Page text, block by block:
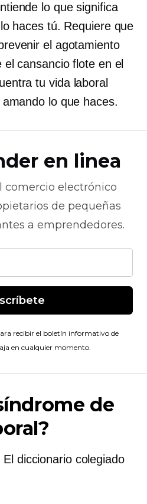
lo que significa
haces tú. Requiere que
el agotamiento
el cansancio flote en el
tu vida laboral
lo que haces.
en linea
comercio electrónico
de pequeñas
a emprendedores.
recibir el boletín informativo de
en cualquier momento.
de
El diccionario colegiado